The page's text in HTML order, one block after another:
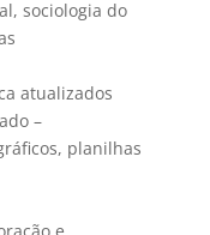
sociologia do
atualizados
–
planilhas
e